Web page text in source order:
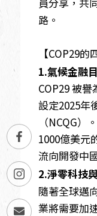
路。
【COP29的
1.氣候金融
COP29 被
設定2025年
（NCQG）
1000億美元
流向開發中
2.淨零科技
隨著全球邁
業將需要加